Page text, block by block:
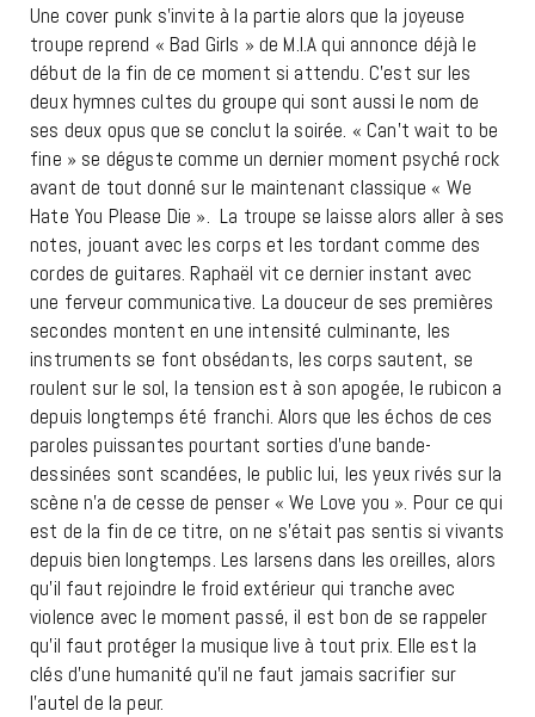
Une cover punk s’invite à la partie alors que la joyeuse
troupe reprend « Bad Girls » de M.I.A qui annonce déjà le
début de la fin de ce moment si attendu. C’est sur les
deux hymnes cultes du groupe qui sont aussi le nom de
ses deux opus que se conclut la soirée. « Can’t wait to be
fine » se déguste comme un dernier moment psyché rock
avant de tout donné sur le maintenant classique « We
Hate You Please Die ». La troupe se laisse alors aller à ses
notes, jouant avec les corps et les tordant comme des
cordes de guitares. Raphaël vit ce dernier instant avec
une ferveur communicative. La douceur de ses premières
secondes montent en une intensité culminante, les
instruments se font obsédants, les corps sautent, se
roulent sur le sol, la tension est à son apogée, le rubicon a
depuis longtemps été franchi. Alors que les échos de ces
paroles puissantes pourtant sorties d’une bande-
dessinées sont scandées, le public lui, les yeux rivés sur la
scène n’a de cesse de penser « We Love you ». Pour ce qui
est de la fin de ce titre, on ne s’était pas sentis si vivants
depuis bien longtemps. Les larsens dans les oreilles, alors
qu’il faut rejoindre le froid extérieur qui tranche avec
violence avec le moment passé, il est bon de se rappeler
qu’il faut protéger la musique live à tout prix. Elle est la
clés d’une humanité qu’il ne faut jamais sacrifier sur
l’autel de la peur.